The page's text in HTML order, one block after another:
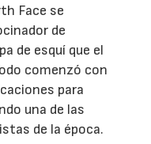
Face se
de
de esquí que el
comenzó con
para
una de las
de la época.